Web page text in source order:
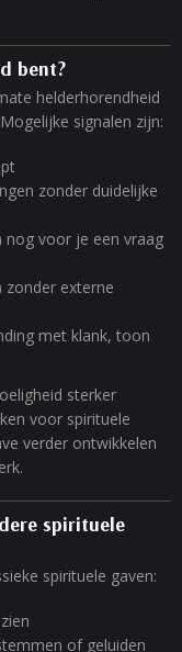
bent?
helderhorendheid
signalen zijn:
zonder duidelijke
nog voor je een vraag
zonder externe
met klank, toon
sterker
voor spirituele
verder ontwikkelen
spirituele
spirituele gaven:
of geluiden